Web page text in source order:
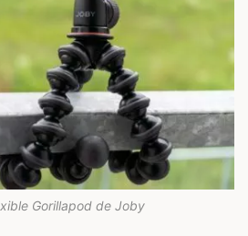
Gorillapod de Joby